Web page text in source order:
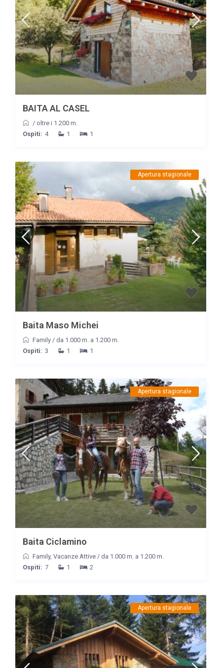
BAITA AL CASEL
/ oltre i 1.200 m.
Ospiti: 4 1 1
Apertura stagionale
Baita Maso Michei
Family/ da 1.000 m. a 1.200 m.
Ospiti: 3 1 1
Apertura stagionale
Baita Ciclamino
Family, Vacanze Attive/ da 1.000 m. a 1.200 m.
Ospiti: 7 1 2
Apertura stagionale